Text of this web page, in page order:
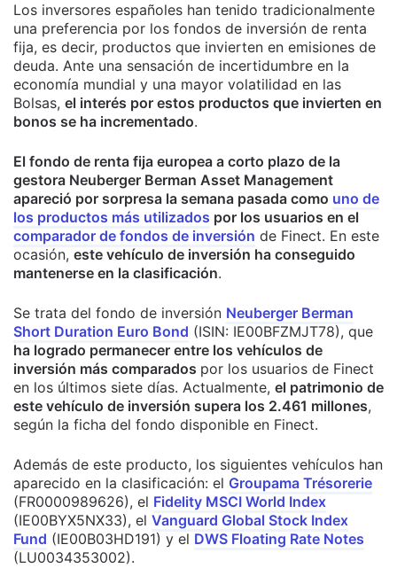
Los inversores españoles han tenido tradicionalmente
una preferencia por los fondos de inversión de renta
fija, es decir, productos que invierten en emisiones de
deuda. Ante una sensación de incertidumbre en la
economía mundial y una mayor volatilidad en las
Bolsas, el interés por estos productos que invierten en
bonos se ha incrementado.
El fondo de renta fija europea a corto plazo de la
gestora Neuberger Berman Asset Management
apareció por sorpresa la semana pasada como uno de
los productos más utilizados por los usuarios en el
comparador de fondos de inversión de Finect. En este
ocasión, este vehículo de inversión ha conseguido
mantenerse en la clasificación.
Se trata del fondo de inversión Neuberger Berman
Short Duration Euro Bond (ISIN: IE00BFZMJT78), que
ha logrado permanecer entre los vehículos de
inversión más comparados por los usuarios de Finect
en los últimos siete días. Actualmente, el patrimonio de
este vehículo de inversión supera los 2.461 millones,
según la ficha del fondo disponible en Finect.
Además de este producto, los siguientes vehículos han
aparecido en la clasificación: el Groupama Trésorerie
(FR0000989626), el Fidelity MSCI World Index
(IE00BYX5NX33), el Vanguard Global Stock Index
Fund (IE00B03HD191) y el DWS Floating Rate Notes
(LU0034353002).